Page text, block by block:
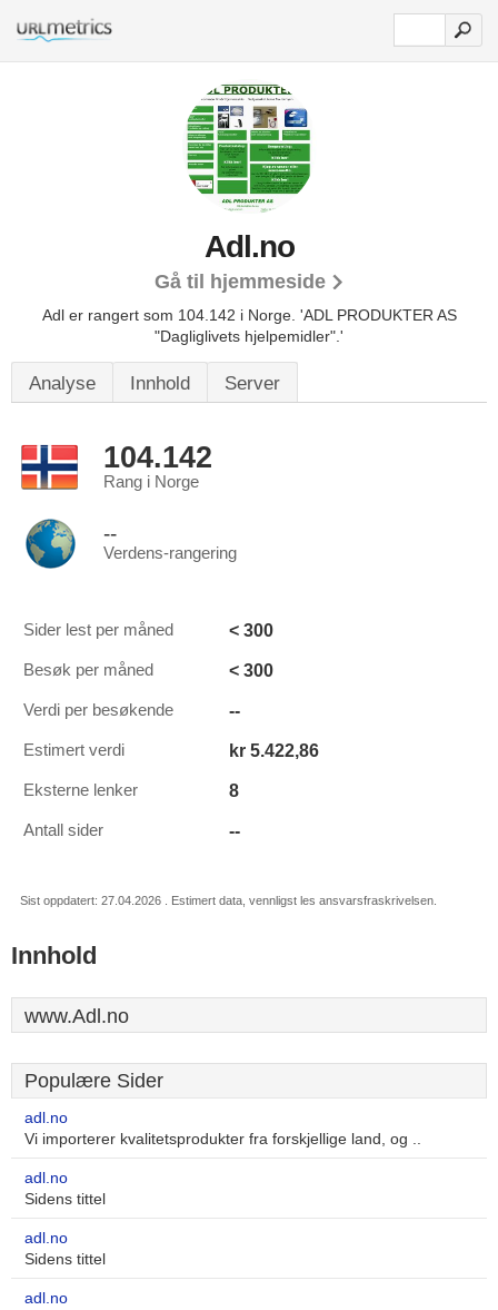
Adl.no
Gå til hjemmeside
Adl er rangert som 104.142 i Norge. 'ADL PRODUKTER AS
"Dagliglivets hjelpemidler".'
Analyse Innhold Server
104.142
Rang i Norge
--
Verdens-rangering
Sider lest per måned < 300
Besøk per måned < 300
Verdi per besøkende --
Estimert verdi kr 5.422,86
Eksterne lenker 8
Antall sider --
Sist oppdatert: 27.04.2026 . Estimert data, vennligst les ansvarsfraskrivelsen.
Innhold
www.Adl.no
Populære Sider
adl.no
Vi importerer kvalitetsprodukter fra forskjellige land, og ..
adl.no
Sidens tittel
adl.no
Sidens tittel
adl.no